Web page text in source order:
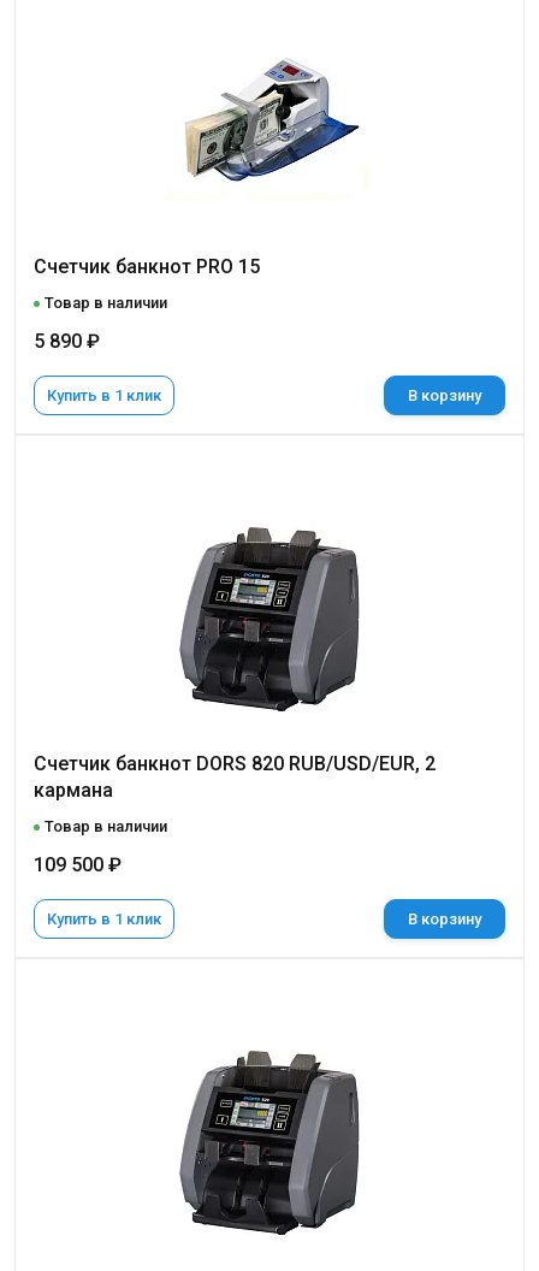
Счетчик банкнот PRO 15
Товар в наличии
5 890 ₽
Купить в 1 клик В корзину
Счетчик банкнот DORS 820 RUB/USD/EUR, 2
кармана
Товар в наличии
109 500 ₽
Купить в 1 клик В корзину